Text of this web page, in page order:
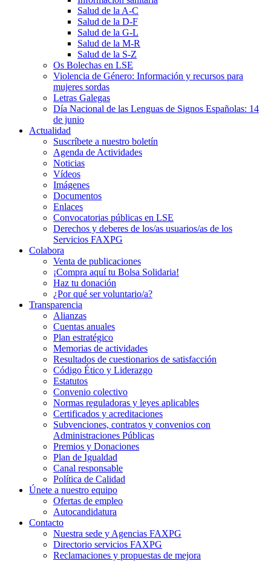
Salud de la A-C
Salud de la D-F
Salud de la G-L
Salud de la M-R
Salud de la S-Z
Os Bolechas en LSE
Violencia de Género: Información y recursos para
mujeres sordas
Letras Galegas
Día Nacional de las Lenguas de Signos Españolas: 14
de junio
Actualidad
Suscríbete a nuestro boletín
Agenda de Actividades
Noticias
Vídeos
Imágenes
Documentos
Enlaces
Convocatorias públicas en LSE
Derechos y deberes de los/as usuarios/as de los
Servicios FAXPG
Colabora
Venta de publicaciones
¡Compra aquí tu Bolsa Solidaria!
Haz tu donación
¿Por qué ser voluntario/a?
Transparencia
Alianzas
Cuentas anuales
Plan estratégico
Memorias de actividades
Resultados de cuestionarios de satisfacción
Código Ético y Liderazgo
Estatutos
Convenio colectivo
Normas reguladoras y leyes aplicables
Certificados y acreditaciones
Subvenciones, contratos y convenios con
Administraciones Públicas
Premios y Donaciones
Plan de Igualdad
Canal responsable
Política de Calidad
Únete a nuestro equipo
Ofertas de empleo
Autocandidatura
Contacto
Nuestra sede y Agencias FAXPG
Directorio servicios FAXPG
Reclamaciones y propuestas de mejora